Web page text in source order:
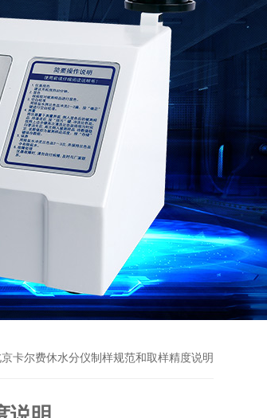
卡尔费休水分仪制样规范和取样精度说明